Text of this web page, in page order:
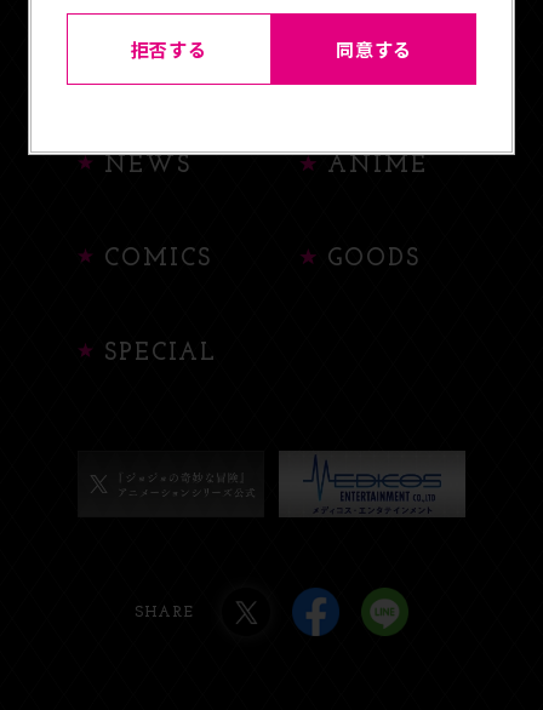
NEWS ANIME
COMICS GOODS
SPECIAL
SHARE
拒否する 同意する